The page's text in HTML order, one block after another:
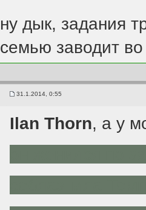
ну дык, задания
семью заводит
31.1.2014, 0:55
Ilan Thorn, а у